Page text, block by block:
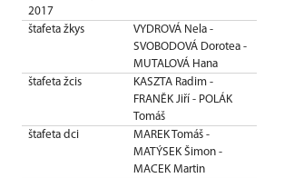
2017
štafeta žkys
VYDROVÁ Nela -
SVOBODOVÁ Dorotea -
MUTALOVÁ Hana
štafeta žcis
KASZTA Radim -
FRANĚK Jiří - POLÁK
Tomáš
štafeta dci
MAREK Tomáš -
MATÝSEK Šimon -
MACEK Martin